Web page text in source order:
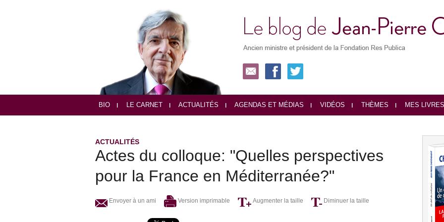
BIO LE CARNET ACTUALITÉS AGENDAS ET MÉDIAS VIDÉOS THÈMES MES LIVRES
ACTUALITÉS
Actes du colloque: "Quelles perspectives
pour la France en Méditerranée?"
Envoyer à un ami Version imprimable Augmenter la taille Diminuer la taille